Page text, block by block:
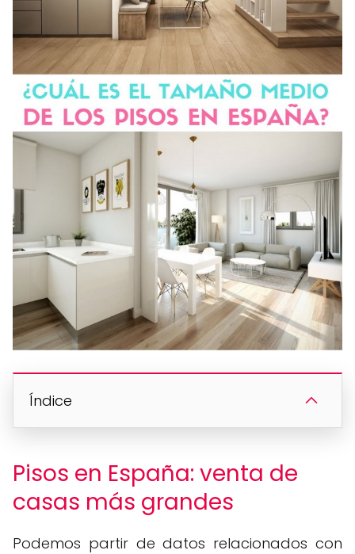
Índice
Pisos en España: venta de
casas más grandes
Podemos partir de datos relacionados con